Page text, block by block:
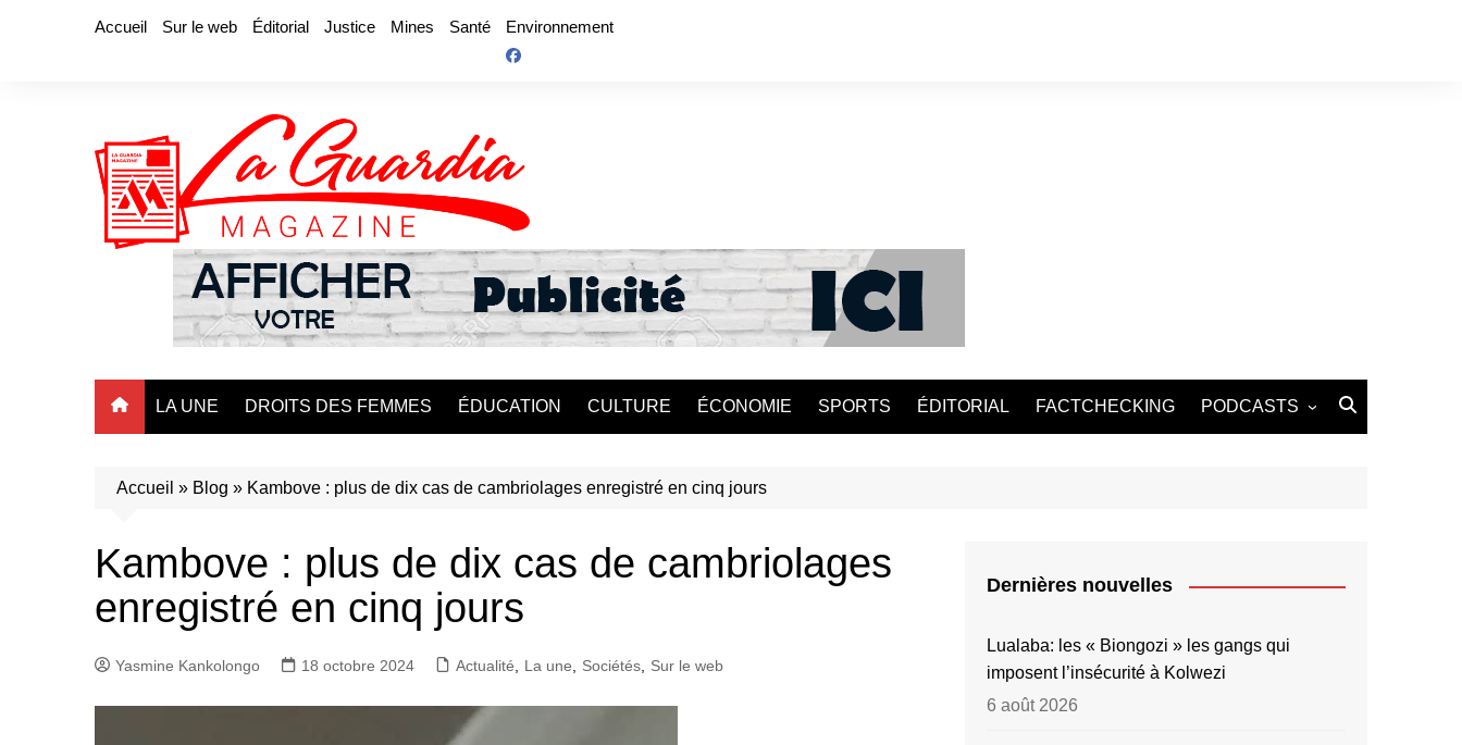
Accueil Sur le web Éditorial Justice Mines Santé Environnement
LA UNE DROITS DES FEMMES ÉDUCATION CULTURE ÉCONOMIE SPORTS ÉDITORIAL FACTCHECKING PODCASTS
Accueil » Blog » Kambove : plus de dix cas de cambriolages enregistré en cinq jours
Kambove : plus de dix cas de cambriolages
enregistré en cinq jours
Yasmine Kankolongo 18 octobre 2024 Actualité, La une, Sociétés, Sur le web
Dernières nouvelles
Lualaba: les « Biongozi » les gangs qui
imposent l’insécurité à Kolwezi
6 août 2026